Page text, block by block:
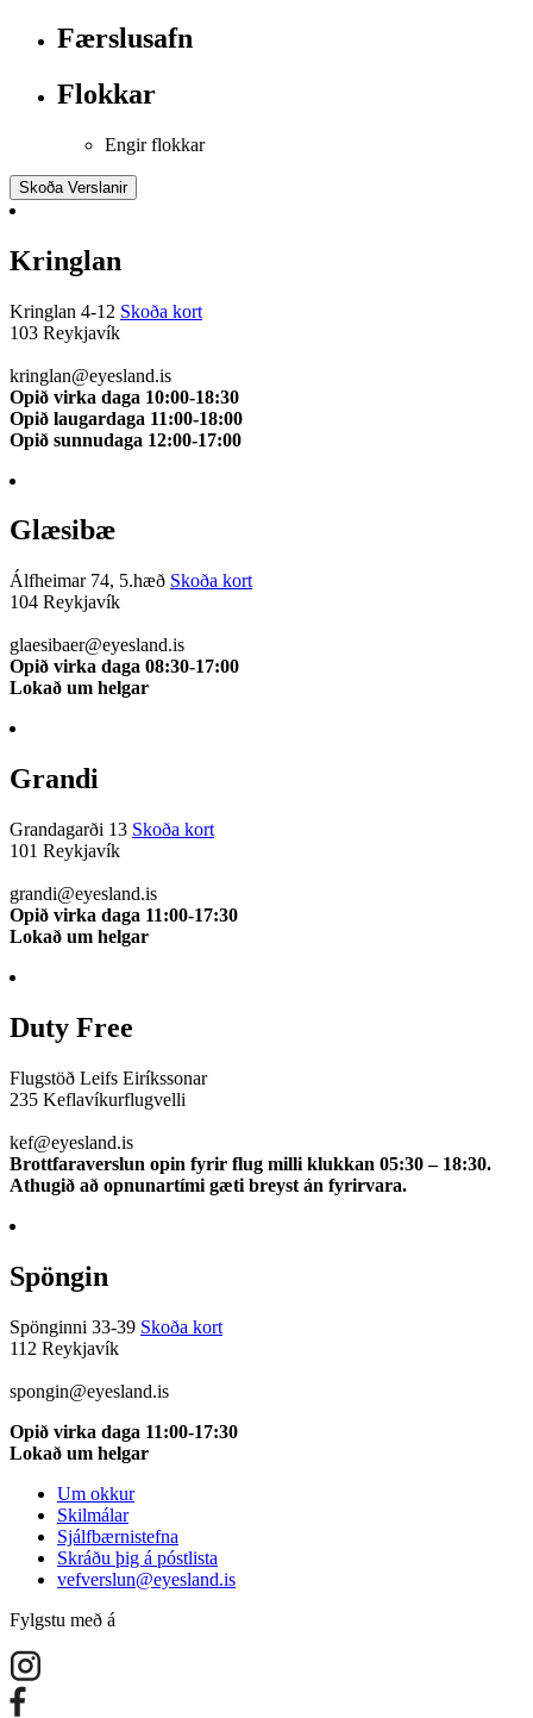
Færslusafn
Flokkar
Engir flokkar
Skoða Verslanir
Kringlan
Kringlan 4-12 Skoða kort
103 Reykjavík
kringlan@eyesland.is
Opið virka daga 10:00-18:30
Opið laugardaga 11:00-18:00
Opið sunnudaga 12:00-17:00
Glæsibæ
Álfheimar 74, 5.hæð Skoða kort
104 Reykjavík
glaesibaer@eyesland.is
Opið virka daga 08:30-17:00
Lokað um helgar
Grandi
Grandagarði 13 Skoða kort
101 Reykjavík
grandi@eyesland.is
Opið virka daga 11:00-17:30
Lokað um helgar
Duty Free
Flugstöð Leifs Eiríkssonar
235 Keflavíkurflugvelli
kef@eyesland.is
Brottfaraverslun opin fyrir flug milli klukkan 05:30 – 18:30.
Athugið að opnunartími gæti breyst án fyrirvara.
Spöngin
Spönginni 33-39 Skoða kort
112 Reykjavík
spongin@eyesland.is
Opið virka daga 11:00-17:30
Lokað um helgar
Um okkur
Skilmálar
Sjálfbærnistefna
Skráðu þig á póstlista
vefverslun@eyesland.is
Fylgstu með á